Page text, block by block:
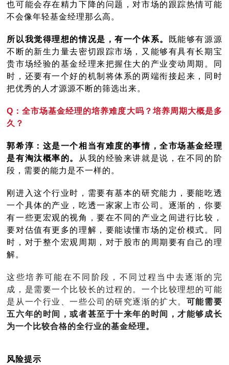
也可能会存在精力下降的问题，对市场的跟踪热情可能
不会像年轻基金经理那么高。
所以我觉得理想的情况是，有一个体系。
既能够有源源
不断的新生力量去密切跟踪市场，又能够有具有长期宝
贵市场经验的基金经理来把握住大的产业变动周期。同
时，还要有一个好的机制将体系的两端衔接起来，同时
把优秀的人才源源不断的筛选出来。
Q：全市场基金经理的培养难度大吗？培养周期大概是多
久？
郭希淳：这是一个相当有难度的事情，全市场基金经理
是有淘汰概率的。 从我的经验来讲就是说，在不同的阶
段，需要的能力是不一样的。
刚进入这个行业时，需要有基本的研究能力，要能吃透
一个具体的产业，吃透一家家上市公司。逐渐的，你要
有一些更宏观的视角，要在不同的产业之间进行比较，
要对估值有更多的理解，要能读懂市场的定价模式。同
时，对于整个宏观周期，对于股市的周期要有自己的理
解。
这些培养可能在不同阶段，不同过程当中去逐渐的完
成，是需要一个比较长的过程的。一个比较理想的可能
是从一个行业、一些公司的研究逐渐的扩大。
可能需要
五六年的时间，或者甚至于十来年的时间，才能够成长
为一个比较合格的全行业的基金经理。
风险提示